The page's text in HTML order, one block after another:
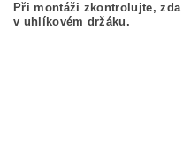
Při montáži zkontrolujte,
v uhlíkovém držáku.